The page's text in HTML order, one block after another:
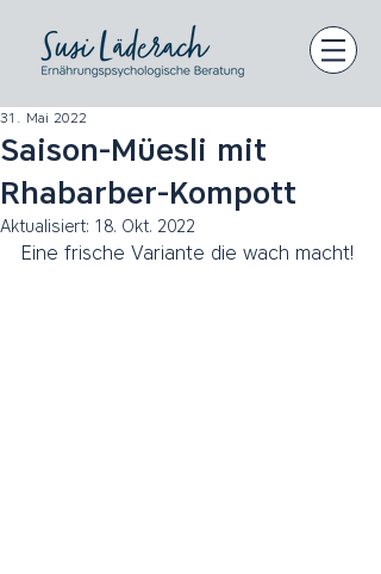
Saison-Müesli mit
Rhabarber-Kompott
31. Mai 2022
Aktualisiert: 18. Okt. 2022
Eine frische Variante die wach macht!